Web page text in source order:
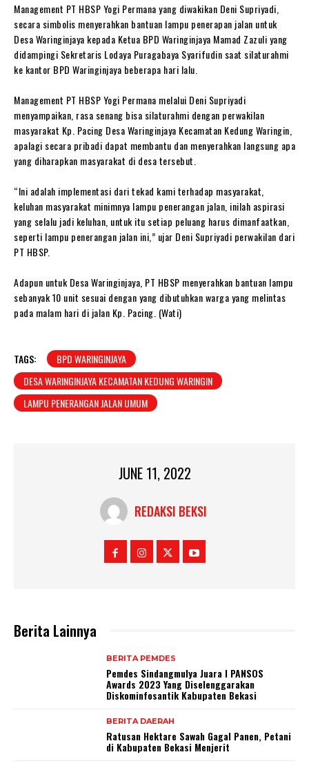
Management PT HBSP Yogi Permana yang diwakikan Deni Supriyadi,
secara simbolis menyerahkan bantuan lampu penerapan jalan untuk
Desa Waringinjaya kepada Ketua BPD Waringinjaya Mamad Zazuli yang
didampingi Sekretaris Lodaya Puragabaya Syarifudin saat silaturahmi
ke kantor BPD Waringinjaya beberapa hari lalu.
Management PT HBSP Yogi Permana melalui Deni Supriyadi
menyampaikan, rasa senang bisa silaturahmi dengan perwakilan
masyarakat Kp. Pacing Desa Waringinjaya Kecamatan Kedung Waringin,
apalagi secara pribadi dapat membantu dan menyerahkan langsung apa
yang diharapkan masyarakat di desa tersebut.
“Ini adalah implementasi dari tekad kami terhadap masyarakat,
keluhan masyarakat minimnya lampu penerangan jalan, inilah aspirasi
yang selalu jadi keluhan, untuk itu setiap peluang harus dimanfaatkan,
seperti lampu penerangan jalan ini,” ujar Deni Supriyadi perwakilan dari
PT HBSP.
Adapun untuk Desa Waringinjaya, PT HBSP menyerahkan bantuan lampu
sebanyak 10 unit sesuai dengan yang dibutuhkan warga yang melintas
pada malam hari di jalan Kp. Pacing. (Wati)
TAGS:
BPD WARINGINJAYA
DESA WARINGINJAYA KECAMATAN KEDUNG WARINGIN
LAMPU PENERANGAN JALAN UMUM
JUNE 11, 2022
REDAKSI BEKSI
Berita Lainnya
BERITA PEMDES
Pemdes Sindangmulya Juara I PANSOS
Awards 2023 Yang Diselenggarakan
Diskominfosantik Kabupaten Bekasi
BERITA DAERAH
Ratusan Hektare Sawah Gagal Panen, Petani
di Kabupaten Bekasi Menjerit